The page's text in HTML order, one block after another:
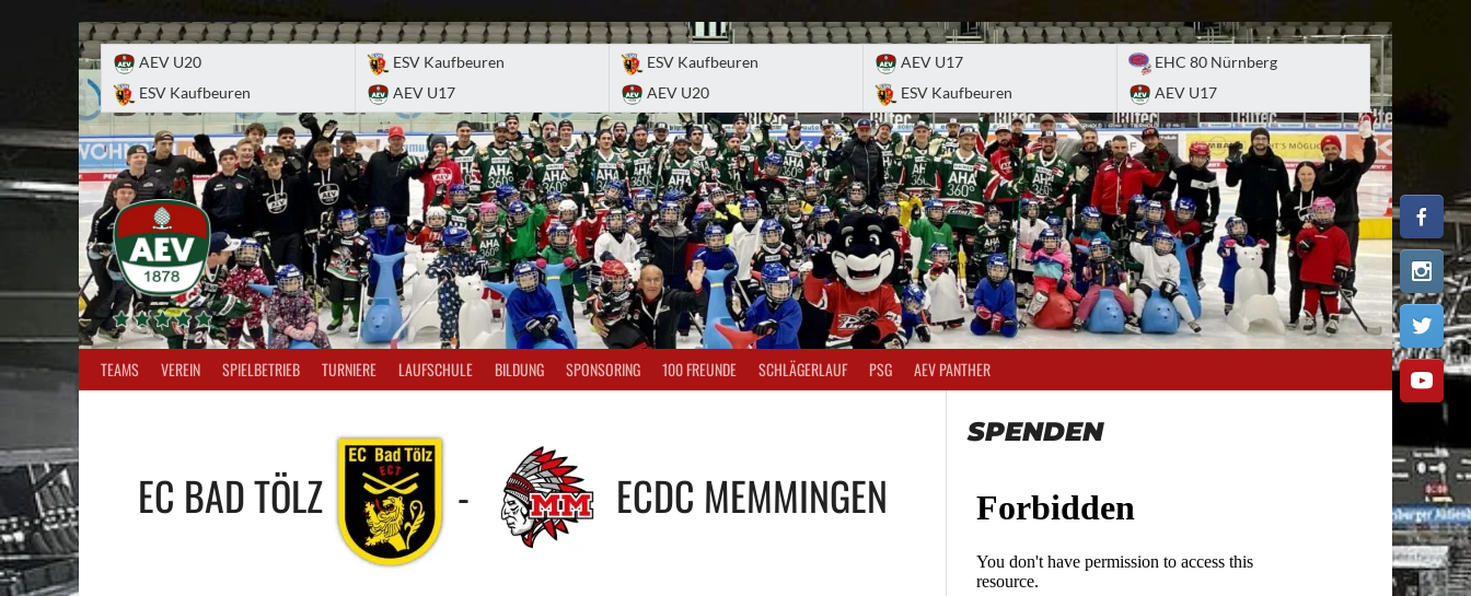
AEV U20
ESV Kaufbeuren
ESV Kaufbeuren
AEV U17
ESV Kaufbeuren
AEV U20
AEV U17
ESV Kaufbeuren
EHC 80 Nürnberg
AEV U17
TEAMS VEREIN SPIELBETRIEB TURNIERE LAUFSCHULE BILDUNG SPONSORING 100 FREUNDE SCHLÄGERLAUF PSG AEV PANTHER
EC BAD TÖLZ - ECDC MEMMINGEN
SPENDEN